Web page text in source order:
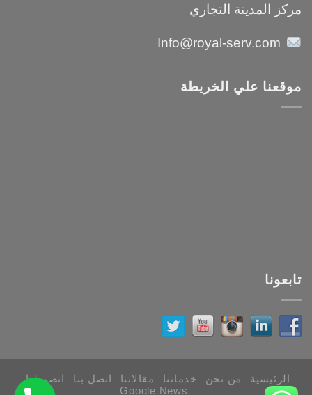
مركز المدينة التجاري
Info@royal-serv.com
موقعنا علي الخريطة
تابعونا
الرئيسية من نحن خدماتنا مقالاتنا اتصل بنا
انضم لنا
Google News